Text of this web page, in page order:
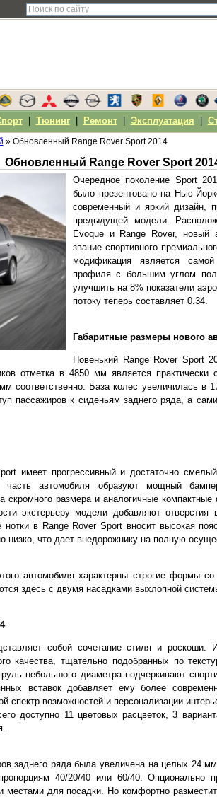
» Обновленный Range Rover Sport 2014
Обновленный Range Rover Sport
Очередное поколение Sport
было презентовано на Нью-
современный и яркий дизайн,
предыдущей модели.
Evoque и Range Rover, новый
звание спортивного
модификация является
профиля с большим углом
улучшить на 8% показатели
потоку теперь составляет 0.34.
Габаритные размеры нового
Новенький Range Rover Sport
отметка в 4850 мм является
соответственно. База колес увеличилась в
пассажиров к сиденьям заднего ряда, а
имеет прогрессивный и достаточно
часть автомобиля образуют мощный
скромного размера и аналогичные
экстерьеру модели добавляют
нотки в Range Rover Sport вносит высокая
низко, что дает внедорожнику на полную
автомобиля характерны строгие формы
здесь с двумя насадками выхлопной
собой сочетание стиля и роскоши.
качества, тщательно подобранных по
небольшого диаметра подчеркивают
вставок добавляет ему более
спектр возможностей и персонализации
доступно 11 цветовых расцветок, 3
заднего ряда была увеличена на целых 24
40/20/40 или 60/40. Опционально
для посадки. Но комфортно
| Тюнинг| Ремонт| Эксплуатация